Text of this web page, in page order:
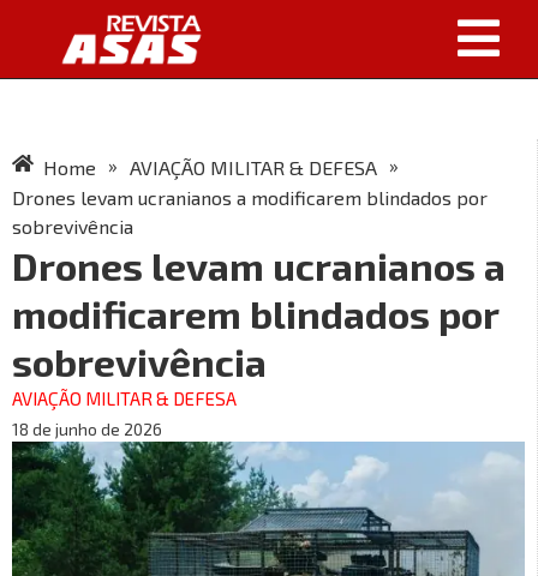
Home » AVIAÇÃO MILITAR & DEFESA »
Drones levam ucranianos a modificarem blindados por
sobrevivência
Drones levam ucranianos a
modificarem blindados por
sobrevivência
AVIAÇÃO MILITAR & DEFESA
18 de junho de 2026